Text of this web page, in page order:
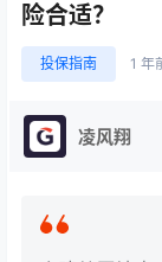
险合适？
投保指南 1 年
凌风翔